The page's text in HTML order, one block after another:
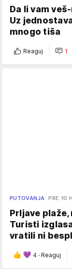
Da li vam
Uz
mnogo tiša
Reaguj 1
PUTOVANJA PRE 10 H
Prljave
Turisti
vratili ni
4 · Reaguj